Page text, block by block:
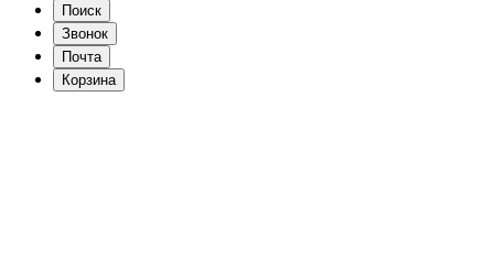
Поиск
Звонок
Почта
Корзина